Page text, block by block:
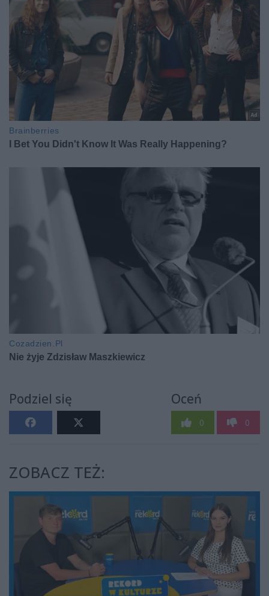
Podziel się Oceń
0 0
ZOBACZ TEŻ: